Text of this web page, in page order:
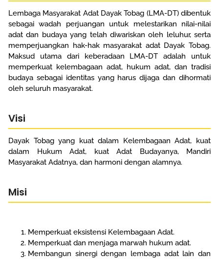
Lembaga Masyarakat Adat Dayak Tobag (LMA-DT) dibentuk
sebagai wadah perjuangan untuk melestarikan nilai-nilai
adat dan budaya yang telah diwariskan oleh leluhur, serta
memperjuangkan hak-hak masyarakat adat Dayak Tobag.
Maksud utama dari keberadaan LMA-DT adalah untuk
memperkuat kelembagaan adat, hukum adat, dan tradisi
budaya sebagai identitas yang harus dijaga dan dihormati
oleh seluruh masyarakat.
Visi
Dayak Tobag yang kuat dalam Kelembagaan Adat, kuat
dalam Hukum Adat, kuat Adat Budayanya, Mandiri
Masyarakat Adatnya, dan harmoni dengan alamnya.
Misi
Memperkuat eksistensi Kelembagaan Adat.
Memperkuat dan menjaga marwah hukum adat.
Membangun sinergi dengan lembaga adat lain dan